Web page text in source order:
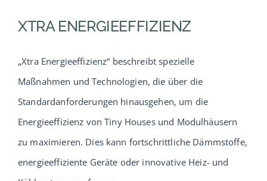
TinyHouse
Zubehör
Service
Verband
XTRA ENERGIEEFFIZIENZ
„Xtra Energieeffizienz“ beschreibt spezielle
Maßnahmen und Technologien, die über die
Standardanforderungen hinausgehen, um die
Energieeffizienz von Tiny Houses und Modulhäusern
zu maximieren. Dies kann fortschrittliche Dämmstoffe,
energieeffiziente Geräte oder innovative Heiz- und